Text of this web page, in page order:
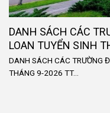
DANH SÁCH CÁC
LOAN TUYỂN SINH
DANH SÁCH CÁC TRƯỜNG
THÁNG 9-2026 TT...